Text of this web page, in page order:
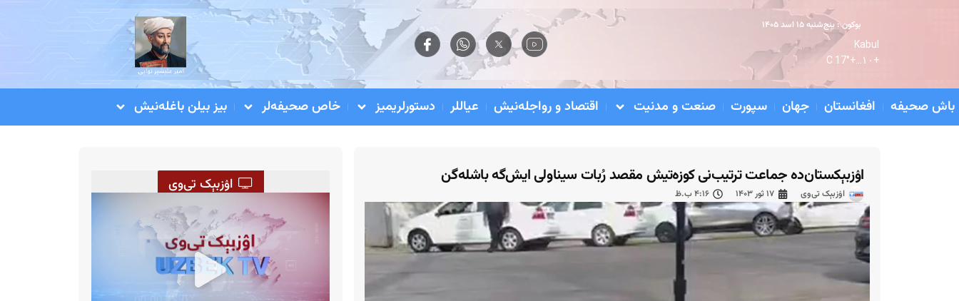
بوکون : پنج‌شنبه ۱۵ اسد ۱۴۰۵
Kabul
+ ۱۰... +
17° C
باش صحیفه افغانستان جهان سپورت صنعت و مدنیت اقتصاد و رواجله‌نیش عیاللر دستورلریمیز خاص صحیفه‌لر بیز بیلن باغله‌نیش
اۉزبېک تی‌وی اۉزبېکستان‌ده جماعت ترتیب‌نی کوزه‌تیش مقصد رُبات سیناولی ایش‌گه باشله‌گن
اۉزبېک تی‌وی ۱۷ ثور ۱۴۰۳ ۴:۱۶ ب.ظ